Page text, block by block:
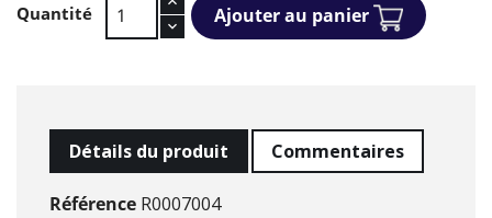
Quantité Ajouter au panier
Détails du produit Commentaires
Référence R0007004